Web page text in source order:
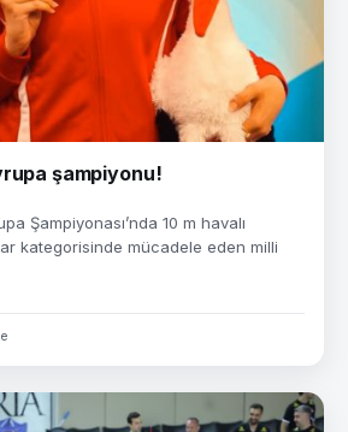
şampiyonu!
Şampiyonası’nda 10 m havalı
kategorisinde mücadele eden milli